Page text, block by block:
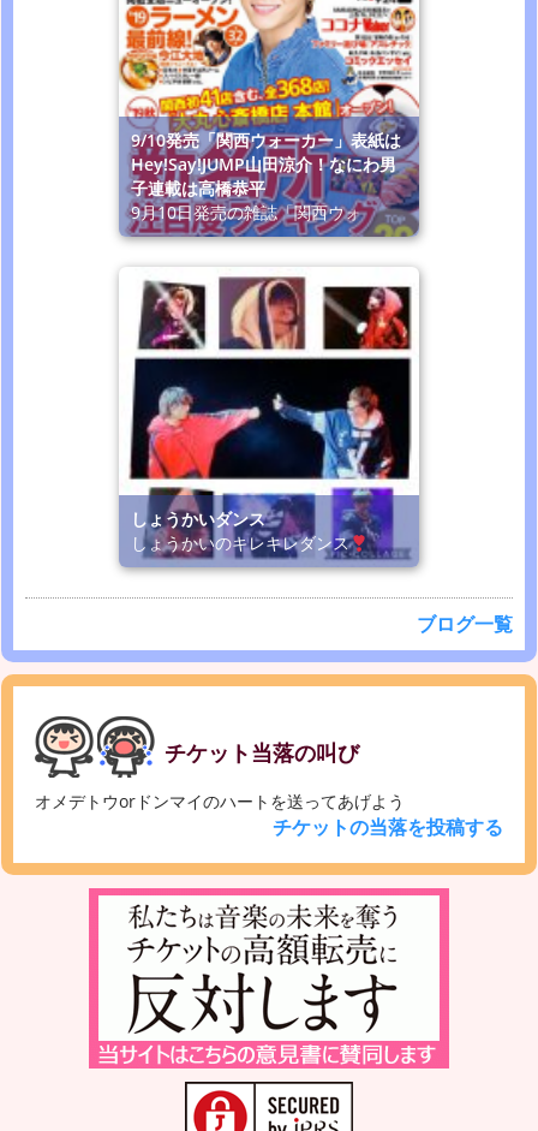
9/10発売「関西ウォーカー」表紙は
Hey!Say!JUMP山田涼介！なにわ男
子連載は高橋恭平
9月10日発売の雑誌「関西ウォ
しょうかいダンス
しょうかいのキレキレダンス
ブログ一覧
チケット当落の叫び
オメデトウorドンマイのハートを送ってあげよう
チケットの当落を投稿する